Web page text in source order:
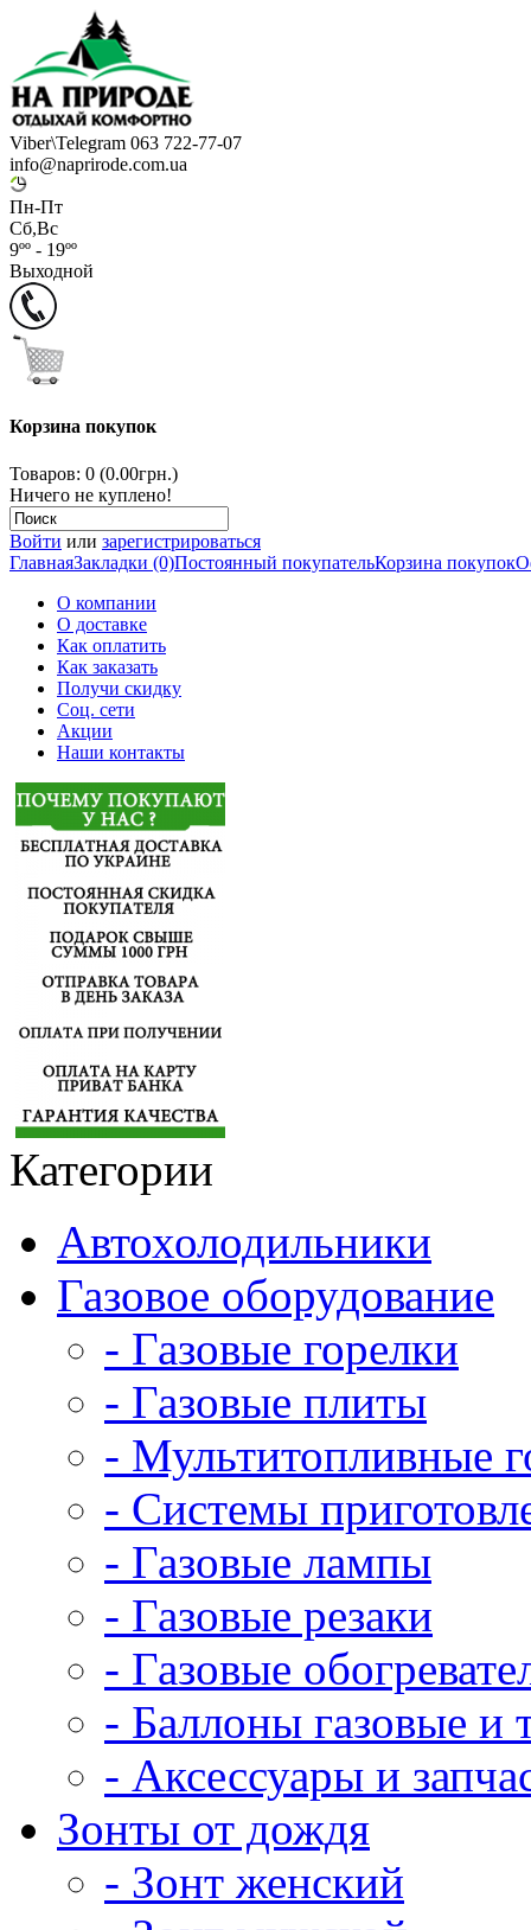
Viber\Telegram 063 722-77-07
info@naprirode.com.ua
Пн-Пт
Сб,Вс
9ºº - 19ºº
Выходной
Корзина покупок
Товаров: 0 (0.00грн.)
Ничего не куплено!
Войти или зарегистрироваться
ГлавнаяЗакладки (0)Постоянный покупательКорзина покупок
О компании
О доставке
Как оплатить
Как заказать
Получи скидку
Соц. сети
Акции
Наши контакты
Категории
Автохолодильники
Газовое оборудование
- Газовые горелки
- Газовые плиты
- Мультитопливные
- Системы
- Газовые лампы
- Газовые резаки
- Газовые
- Баллоны газовые и
- Аксессуары и
Зонты от дождя
- Зонт женский